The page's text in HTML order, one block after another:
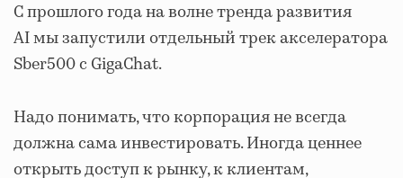
С прошлого года на волне тренда развития
AI мы запустили отдельный трек акселератора
Sber500 с GigaChat.
Надо понимать, что корпорация не всегда
должна сама инвестировать. Иногда ценнее
открыть доступ к рынку, к клиентам,